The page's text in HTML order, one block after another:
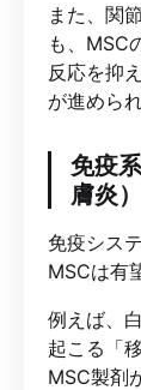
また、関
も、MSC
反応を抑
が進めら
免疫
膚炎）
免疫シス
MSCは有
例えば、
起こる「
MSC製剤